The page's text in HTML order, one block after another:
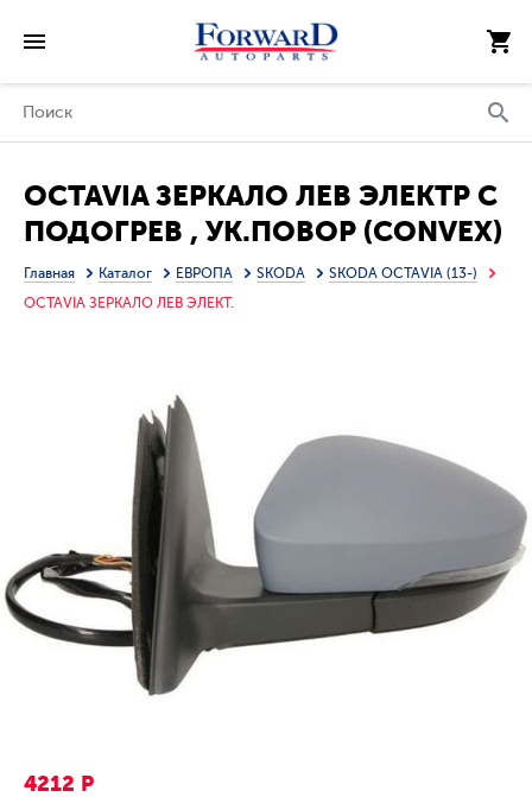
OCTAVIA ЗЕРКАЛО ЛЕВ ЭЛЕКТР С
ПОДОГРЕВ , УК.ПОВОР (CONVEX)
ГРУНТ (ТАЙВАНЬ)
Главная Каталог ЕВРОПА SKODA
SKODA OCTAVIA (13-)
OCTAVIA ЗЕРКАЛО ЛЕВ ЭЛЕКТ.
4212 Р